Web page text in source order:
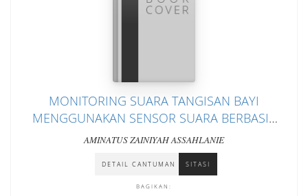
MONITORING SUARA TANGISAN BAYI
MENGGUNAKAN SENSOR SUARA BERBASIS
ARDUINO
AMINATUS ZAINIYAH ASSAHLANIE
DETAIL CANTUMAN SITASI
BAGIKAN: